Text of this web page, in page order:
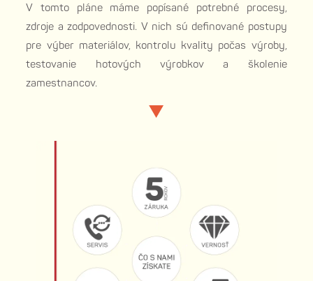
V tomto pláne máme popísané potrebné procesy,
zdroje a zodpovednosti. V nich sú definované postupy
pre výber materiálov, kontrolu kvality počas výroby,
testovanie hotových výrobkov a školenie
zamestnancov.